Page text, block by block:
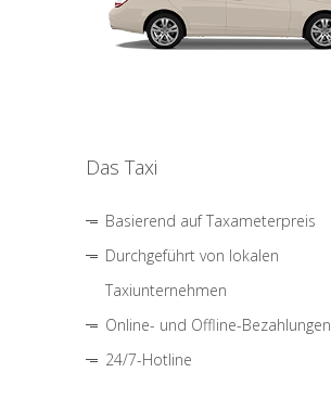
Das Taxi
Basierend auf Taxameterpreis
Durchgeführt von lokalen
Taxiunternehmen
Online- und Offline-Bezahlungen
24/7-Hotline